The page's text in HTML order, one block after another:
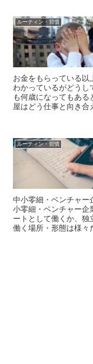
ルーティン・習慣
お金をもらっている以
わかっているがどう
も何歳になってもある
屋はどう仕事と向き合
ルーティン・習慣
中小零細・ベンチャ
小零細・ベンチャー企
ートとして働くか、独
働く場所・形態は様々